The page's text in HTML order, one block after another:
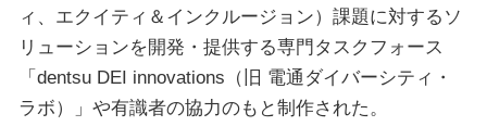
ィ、エクイティ＆インクルージョン）課題に対するソ
リューションを開発・提供する専門タスクフォース
「dentsu DEI innovations（旧 電通ダイバーシティ・
ラボ）」や有識者の協力のもと制作された。